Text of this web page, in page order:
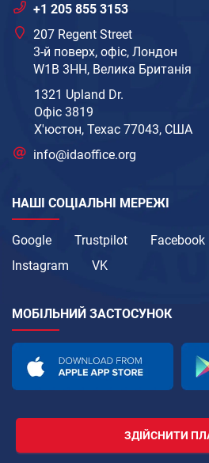
+1 205 855 3153
207 Regent Street
3-й поверх, офіс, Лондон
W1B 3HH, Велика Британія
1321 Upland Dr.
Офіс 3819
Х'юстон, Техас 77043, США
info@idaoffice.org
НАШІ СОЦІАЛЬНІ МЕРЕЖІ
Google Trustpilot Facebook
Instagram
VK
МОБІЛЬНИЙ ЗАСТОСУНОК
ЗДІЙСНИТИ